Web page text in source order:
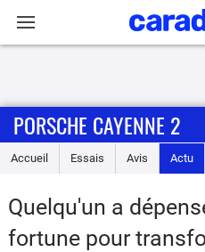
Accueil
Essais
PORSCHE CAYENNE 2
Accueil Essais Avis Actu
Quelqu'un a
fortune pour